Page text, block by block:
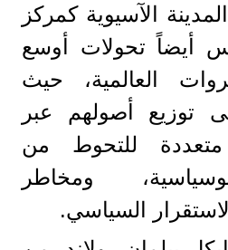
الآسيوية كمركز
أيضاً تحولات أوسع
العالمية، حيث
توزيع أصولهم عبر
متعددة للتحوط من
ومخاطر
السياسي.